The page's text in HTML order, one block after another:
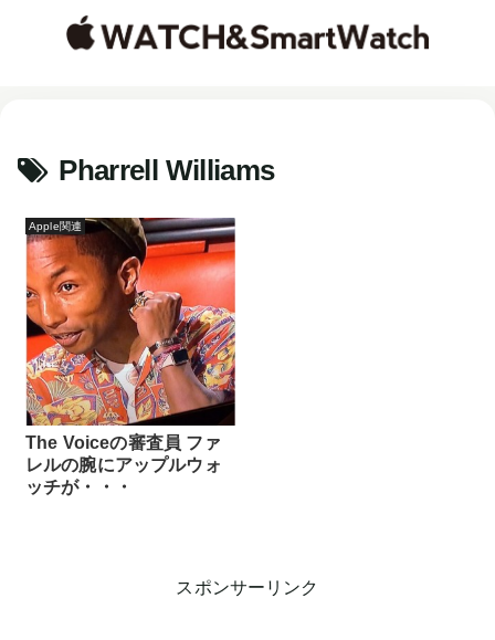
Pharrell Williams
Apple関連
The Voiceの審査員 ファ
レルの腕にアップルウォ
ッチが・・・
スポンサーリンク